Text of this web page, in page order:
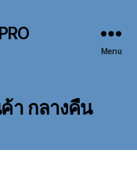
Menu
า กลางคืน